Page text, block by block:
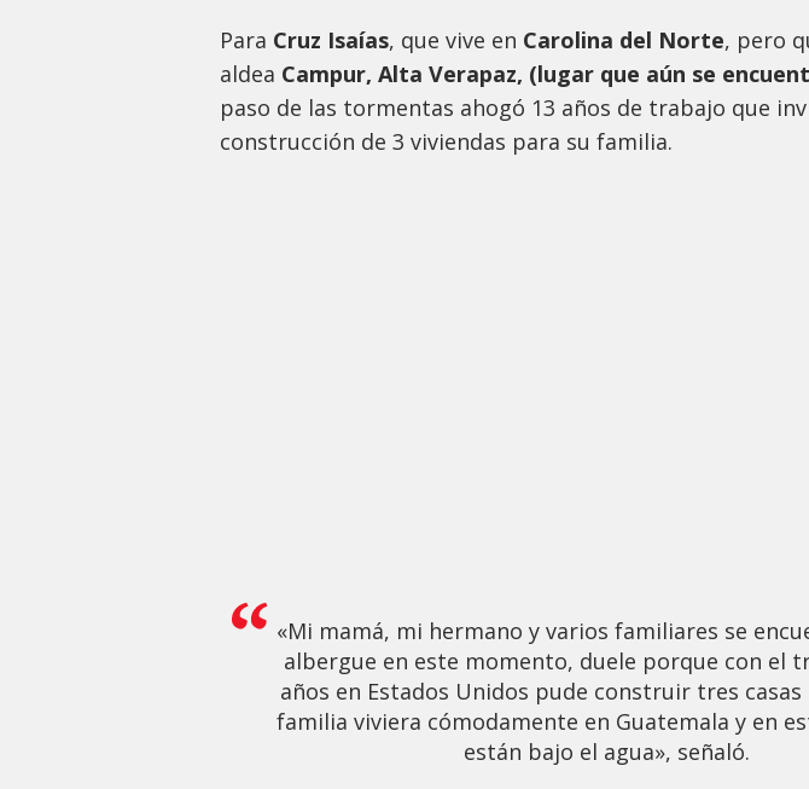
Para Cruz Isaías, que vive en Carolina del Norte, pero
aldea Campur, Alta Verapaz, (lugar que aún se
paso de las tormentas ahogó 13 años de trabajo que
construcción de 3 viviendas para su familia.
«Mi mamá, mi hermano y varios familiares se
albergue en este momento, duele porque con el
años en Estados Unidos pude construir tres
familia viviera cómodamente en Guatemala y en
están bajo el agua», señaló.